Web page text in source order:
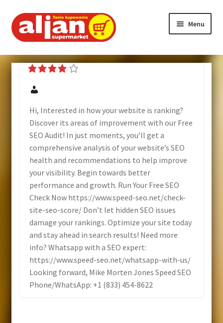
Menu
Strona główna
O firmie
Nasze markety
Program lojalnościowy
Promocje
Hotel
Kontakt
Hi, Interested in how your website is ranking?
Discover its areas of improvement with our Free
SEO Audit! In just moments, you’ll get a
comprehensive analysis of your website’s SEO
health and recommendations to help improve
your visibility. Begin towards better
performance and growth. Run Your Free SEO
Check Now https://www.speed-seo.net/check-
site-seo-score/ Don’t let hidden SEO issues
damage your rankings. Optimize your site today
and stay ahead in search results! Need more
info? Whatsapp with a SEO expert:
https://www.speed-seo.net/whatsapp-with-us/
Looking forward, Mike Morten Jones Speed SEO
Phone/WhatsApp: +1 (833) 454-8622